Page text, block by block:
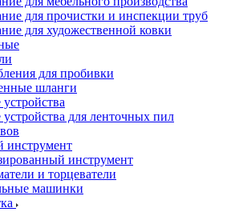
для прочистки и инспекции труб
для художественной ковки
для пробивки
шланги
для ленточных пил
инструмент
инструмент
и торцеватели
машинки